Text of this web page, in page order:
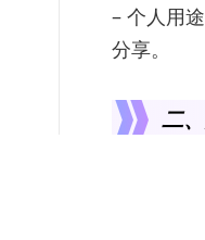
– 个人用
分享。
二